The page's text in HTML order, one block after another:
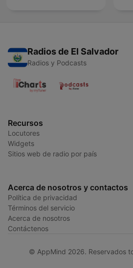
Radios de El Salvador
Radios y Podcasts
Recursos
Locutores
Widgets
Sitios web de radio por país
Acerca de nosotros y contactos
Política de privacidad
Términos del servicio
Acerca de nosotros
Contáctenos
© AppMind 2026. Reservados